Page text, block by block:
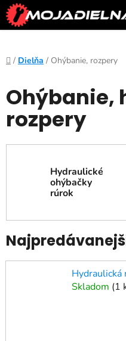
Prejsť
na
obsah
Domov
/ Dielňa / Ohýbanie, rozpery
Ohýbanie,
rozpery
Hydraulické
ohýbačky
rúrok
Hydraulická
Skladom (1